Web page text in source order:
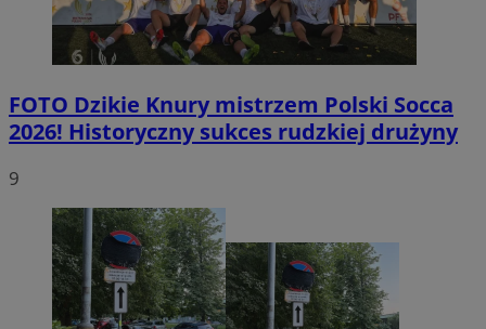
FOTO Dzikie Knury mistrzem Polski Socca
2026! Historyczny sukces rudzkiej drużyny
9